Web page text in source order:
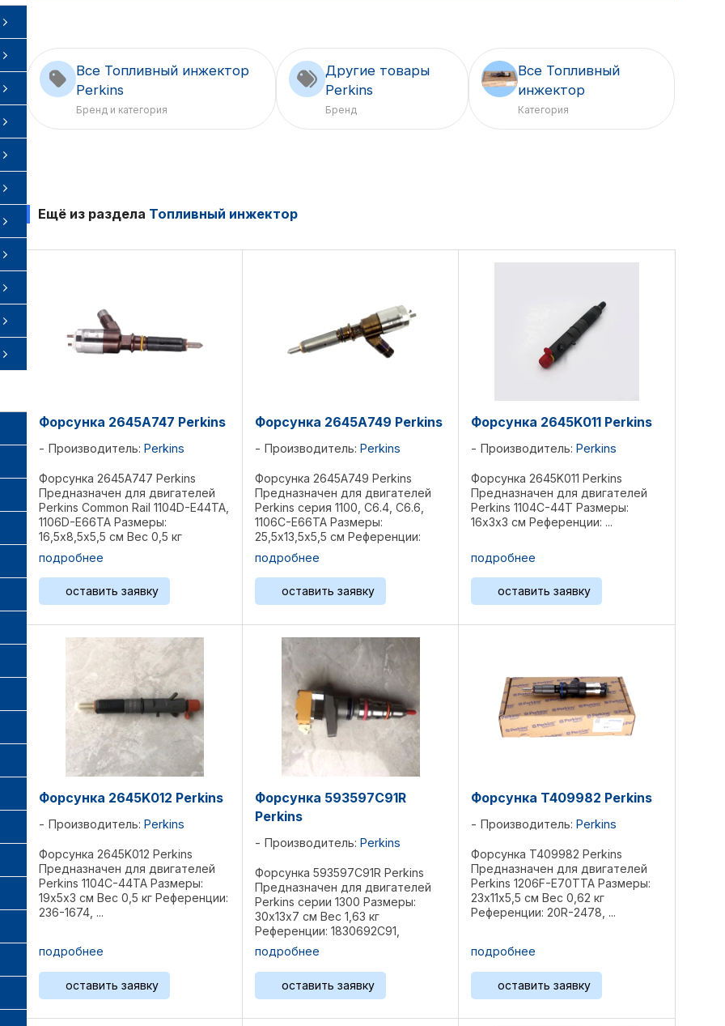
Все Топливный инжектор
Perkins
Бренд и категория
Другие товары
Perkins
Бренд
Все Топливный
инжектор
Категория
Ещё из раздела Топливный инжектор
Форсунка 2645A747 Perkins
Производитель: Perkins
Форсунка 2645A747 Perkins
Предназначен для двигателей
Perkins Common Rail 1104D-E44TA,
1106D-E66TA Размеры:
16,5х8,5х5,5 см Вес 0,5 кг
Референции: 2645A746,
2645A747, 32F6100062, ...
подробнее
оставить заявку
Форсунка 2645A749 Perkins
Производитель: Perkins
Форсунка 2645A749 Perkins
Предназначен для двигателей
Perkins серия 1100, C6.4, C6.6,
1106C-E66TA Размеры:
25,5х13,5х5,5 см Референции:
10000-44918, 2645A753,
2645A747, 2645A742, 10000-
17755, ...
подробнее
оставить заявку
Форсунка 2645K011 Perkins
Производитель: Perkins
Форсунка 2645K011 Perkins
Предназначен для двигателей
Perkins 1104C-44T Размеры:
16х3х3 см Референции: ...
подробнее
оставить заявку
Форсунка 2645K012 Perkins
Производитель: Perkins
Форсунка 2645K012 Perkins
Предназначен для двигателей
Perkins 1104C-44TA Размеры:
19х5х3 см Вес 0,5 кг Референции:
236-1674, ...
подробнее
оставить заявку
Форсунка 593597C91R
Perkins
Производитель: Perkins
Форсунка 593597C91R Perkins
Предназначен для двигателей
Perkins серии 1300 Размеры:
30х13х7 см Вес 1,63 кг
Референции: 1830692C91,
1830691C1, 830694C92R,
1830694C92P, 2593597C91, 995-
226 , 994-502 , 936-108 , ...
подробнее
оставить заявку
Форсунка T409982 Perkins
Производитель: Perkins
Форсунка T409982 Perkins
Предназначен для двигателей
Perkins 1206F-E70TTA Размеры:
23х11х5,5 см Вес 0,62 кг
Референции: 20R-2478, ...
подробнее
оставить заявку